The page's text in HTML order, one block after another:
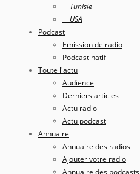
Tunisie
USA
Podcast
Emission de radio
Podcast natif
Toute l'actu
Audience
Derniers articles
Actu radio
Actu podcast
Annuaire
Annuaire des radios
Ajouter votre radio
Annuaire des podcasts